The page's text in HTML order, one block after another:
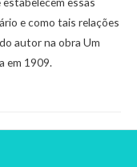
e como tais relações
autor na obra Um
em 1909.